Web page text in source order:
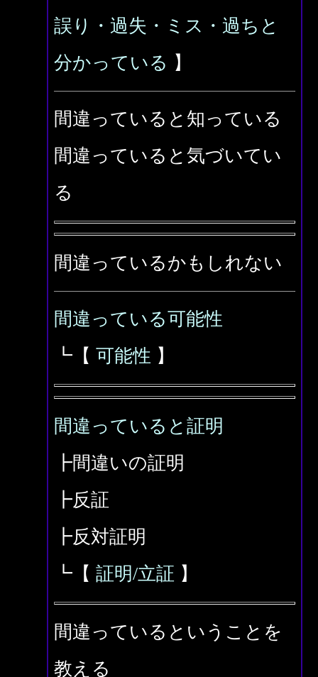
誤り・過失・ミス・過ちと
分かっている 】
間違っていると知っている
間違っていると気づいてい
る
間違っているかもしれない
間違っている可能性
┗【 可能性 】
間違っていると証明
┣間違いの証明
┣反証
┣反対証明
┗【 証明/立証 】
間違っているということを
教える